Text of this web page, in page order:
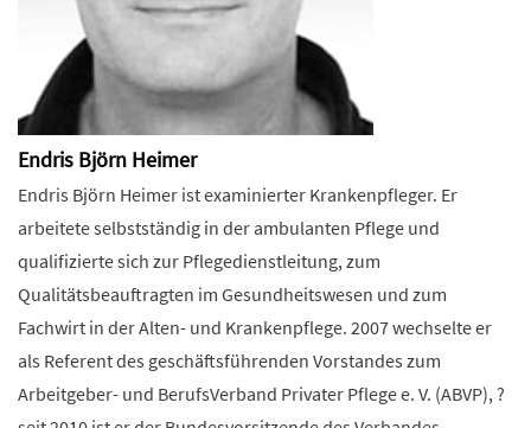
Endris Björn Heimer
Endris Björn Heimer ist examinierter Krankenpfleger. Er
arbeitete selbstständig in der ambulanten Pflege und
qualifizierte sich zur Pflegedienstleitung, zum
Qualitätsbeauftragten im Gesundheitswesen und zum
Fachwirt in der Alten- und Krankenpflege. 2007 wechselte er
als Referent des geschäftsführenden Vorstandes zum
Arbeitgeber- und BerufsVerband Privater Pflege e. V. (ABVP), ?